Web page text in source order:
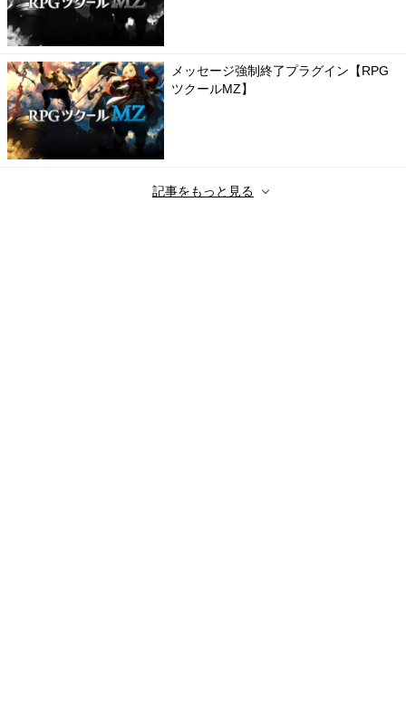
メッセージ強制終了プラグイン【RPG
ツクールMZ】
記事をもっと見る